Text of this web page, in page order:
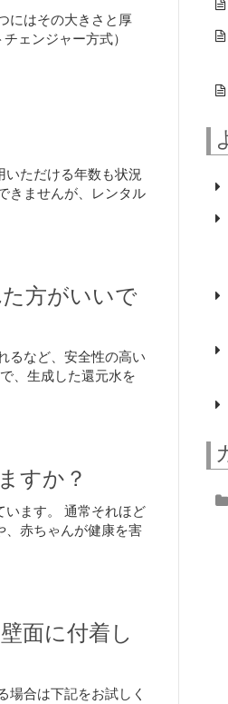
にはその大きさと厚
ェンジャー方式）
ただける年数も状況
きませんが、レンタル
方がいいで
るなど、安全性の高い
、生成した還元水を
すか？
います。 通常それほど
、赤ちゃんが健康を害
面に付着し
場合は下記をお試しく